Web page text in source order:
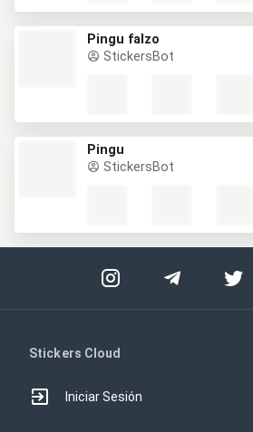
Pingu falzo
StickersBot
Pingu
StickersBot
Stickers Cloud
Iniciar Sesión